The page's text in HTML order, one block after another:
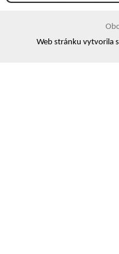
Web stránku vytvorila